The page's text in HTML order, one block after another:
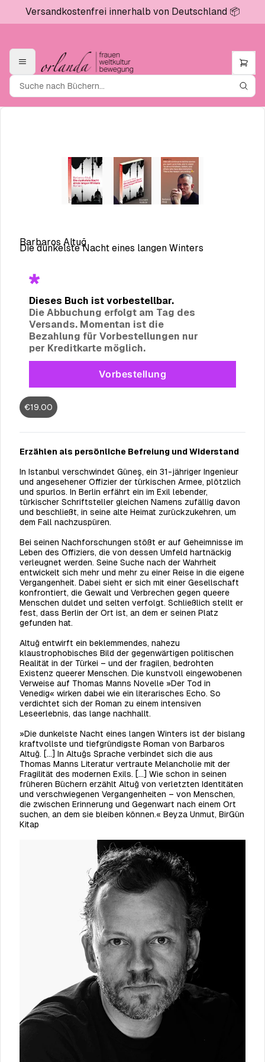
×
Die dunkelste Nacht ...
All payments will be processed through this store's checkout.
Versandkostenfrei innerhalb von Deutschland 📦
Barbaros Altuğ
Die dunkelste Nacht eines langen Winters
Dieses Buch ist vorbestellbar.
Die Abbuchung erfolgt am Tag des
Versands. Momentan ist die
Bezahlung für Vorbestellungen nur
per Kreditkarte möglich.
Vorbestellung
€19.00
Erzählen als persönliche Befreiung und Widerstand
In Istanbul verschwindet Güneş, ein 31-jähriger Ingenieur
und angesehener Offizier der türkischen Armee, plötzlich
und spurlos. In Berlin erfährt ein im Exil lebender,
türkischer Schriftsteller gleichen Namens zufällig davon
und beschließt, in seine alte Heimat zurückzukehren, um
dem Fall nachzuspüren.
Bei seinen Nachforschungen stößt er auf Geheimnisse im
Leben des Offiziers, die von dessen Umfeld hartnäckig
verleugnet werden. Seine Suche nach der Wahrheit
entwickelt sich mehr und mehr zu einer Reise in die eigene
Vergangenheit. Dabei sieht er sich mit einer Gesellschaft
konfrontiert, die Gewalt und Verbrechen gegen queere
Menschen duldet und selten verfolgt. Schließlich stellt er
fest, dass Berlin der Ort ist, an dem er seinen Platz
gefunden hat.
Altuğ entwirft ein beklemmendes, nahezu
klaustrophobisches Bild der gegenwärtigen politischen
Realität in der Türkei – und der fragilen, bedrohten
Existenz queerer Menschen. Die kunstvoll eingewobenen
Verweise auf Thomas Manns Novelle »Der Tod in
Venedig« wirken dabei wie ein literarisches Echo. So
verdichtet sich der Roman zu einem intensiven
Leseerlebnis, das lange nachhallt.
»Die dunkelste Nacht eines langen Winters ist der bislang
kraftvollste und tiefgründigste Roman von Barbaros
Altuğ. […] In Altuğs Sprache verbindet sich die aus
Thomas Manns Literatur vertraute Melancholie mit der
Fragilität des modernen Exils. […] Wie schon in seinen
früheren Büchern erzählt Altuğ von verletzten Identitäten
und verschwiegenen Vergangenheiten – von Menschen,
die zwischen Erinnerung und Gegenwart nach einem Ort
suchen, an dem sie bleiben können.« Beyza Unmut, BirGün
Kitap